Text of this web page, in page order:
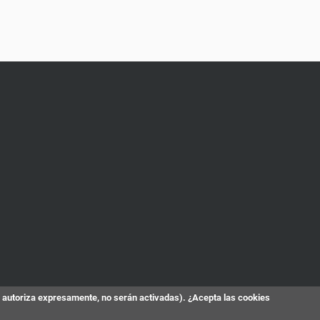
expresamente, no serán activadas). ¿Acepta las cookies